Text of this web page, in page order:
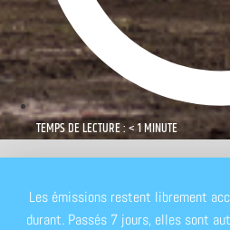
TEMPS DE LECTURE : < 1 MINUTE
Les émissions restent librement
durant. Passés 7 jours, elles sont